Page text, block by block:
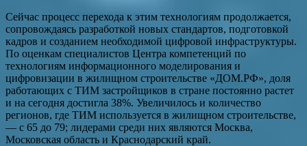
Сейчас процесс перехода к этим технологиям продолжается,
сопровождаясь разработкой новых стандартов, подготовкой
кадров и созданием необходимой цифровой инфраструктуры.
По оценкам специалистов Центра компетенций по
технологиям информационного моделирования и
цифровизации в жилищном строительстве «ДОМ.РФ», доля
работающих с ТИМ застройщиков в стране постоянно растет
и на сегодня достигла 38%. Увеличилось и количество
регионов, где ТИМ используется в жилищном строительстве,
— с 65 до 79; лидерами среди них являются Москва,
Московская область и Краснодарский край.